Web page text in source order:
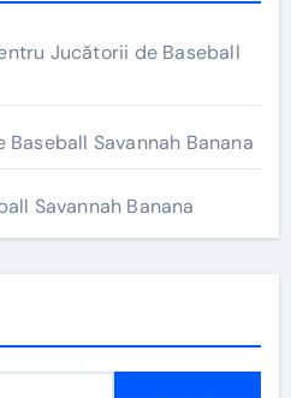
Jucătorii de Baseball
Savannah Banana
Savannah Banana